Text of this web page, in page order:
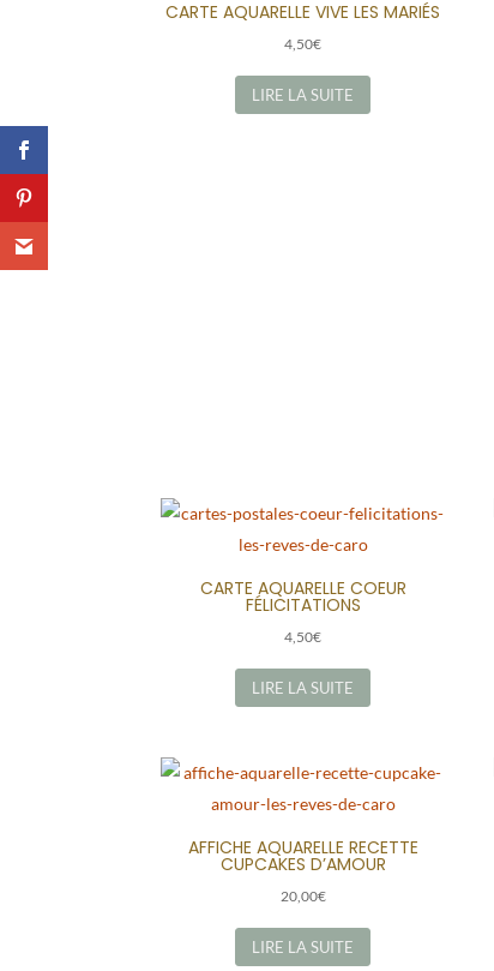
CARTE AQUARELLE VIVE LES MARIÉS
4,50€
LIRE LA SUITE
CARTE AQUARELLE COEUR
FÉLICITATIONS
4,50€
LIRE LA SUITE
AFFICHE AQUARELLE RECETTE
CUPCAKES D’AMOUR
20,00€
LIRE LA SUITE